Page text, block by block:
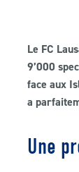
Le FC
9’000
face aux
a
Une